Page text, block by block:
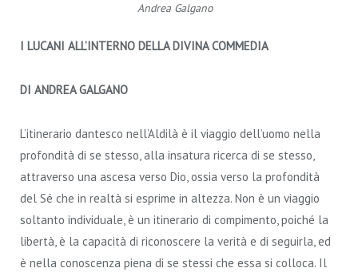
Andrea Galgano
I LUCANI ALL’INTERNO DELLA DIVINA COMMEDIA
DI ANDREA GALGANO
L’itinerario dantesco nell’Aldilà è il viaggio dell’uomo nella
profondità di se stesso, alla insatura ricerca di se stesso,
attraverso una ascesa verso Dio, ossia verso la profondità
del Sé che in realtà si esprime in altezza. Non è un viaggio
soltanto individuale, è un itinerario di compimento, poiché la
libertà, è la capacità di riconoscere la verità e di seguirla, ed
è nella conoscenza piena di se stessi che essa si colloca. Il